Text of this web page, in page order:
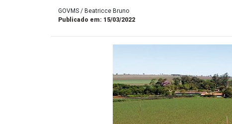
GOVMS / Beatricce Bruno
Publicado em: 15/03/2022